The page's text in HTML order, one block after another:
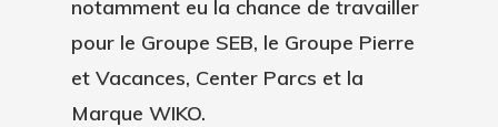
notamment eu la chance de travailler
pour le Groupe SEB, le Groupe Pierre
et Vacances, Center Parcs et la
Marque WIKO.